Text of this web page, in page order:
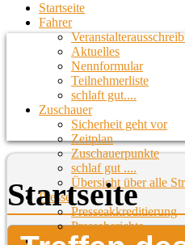
Startseite
Fahrer
Aktuelles
Nennformular
Teilnehmerliste
schlaft gut....
Zuschauer
Sicherheit geht vor
Zeitplan
Zuschauerpunkte
schlaf gut ....
Übersicht über alle
Presse
Presseakkreditierung
Presseberichte
Strecken
Startseite